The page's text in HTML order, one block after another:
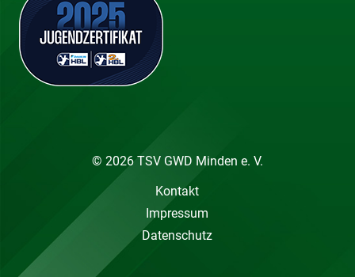
© 2026 TSV GWD Minden e. V.
Kontakt
Impressum
Datenschutz